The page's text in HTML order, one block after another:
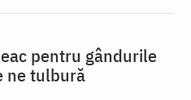
pentru gândurile
ne tulbură